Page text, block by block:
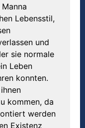
Lebensstil,
und
sie normale
Leben
konnten.
kommen, da
werden
Existenz